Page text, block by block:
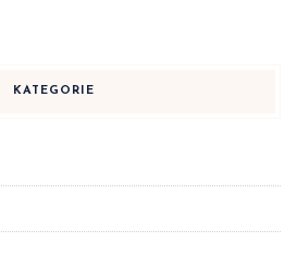
KATEGORIE